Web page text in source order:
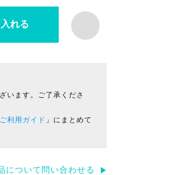
います。ご了承くださ
ご利用ガイド 」にまとめて
について問い合わせる